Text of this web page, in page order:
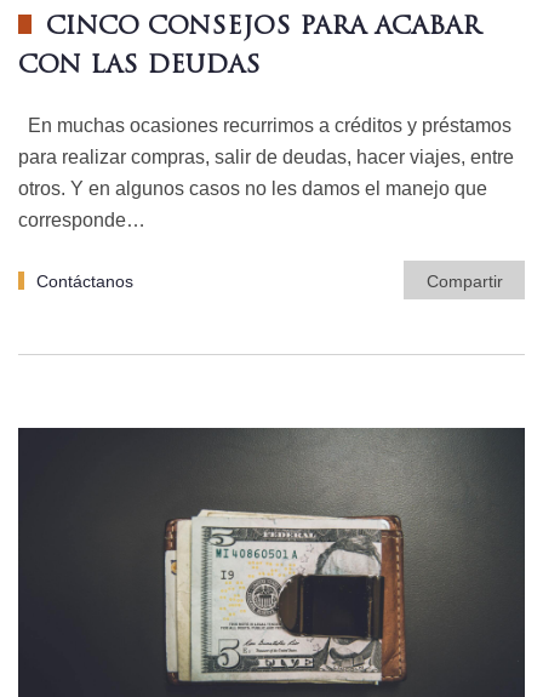
CINCO CONSEJOS PARA ACABAR
CON LAS DEUDAS
En muchas ocasiones recurrimos a créditos y préstamos
para realizar compras, salir de deudas, hacer viajes, entre
otros. Y en algunos casos no les damos el manejo que
corresponde…
Contáctanos Compartir